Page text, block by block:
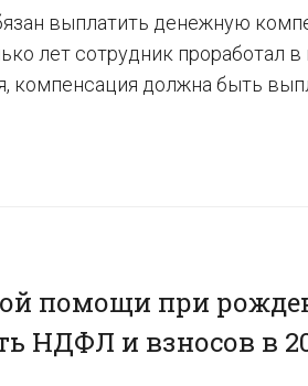
выплатить денежную
лет сотрудник проработал
должна быть
помощи при
НДФЛ и взносов в